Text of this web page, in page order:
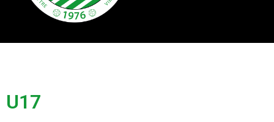
U17